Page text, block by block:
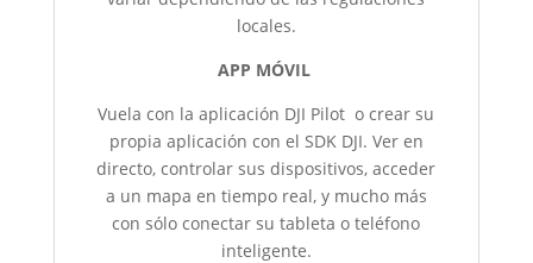
locales.
APP MÓVIL
Vuela con la aplicación DJI Pilot o crear su
propia aplicación con el SDK DJI. Ver en
directo, controlar sus dispositivos, acceder
a un mapa en tiempo real, y mucho más
con sólo conectar su tableta o teléfono
inteligente.